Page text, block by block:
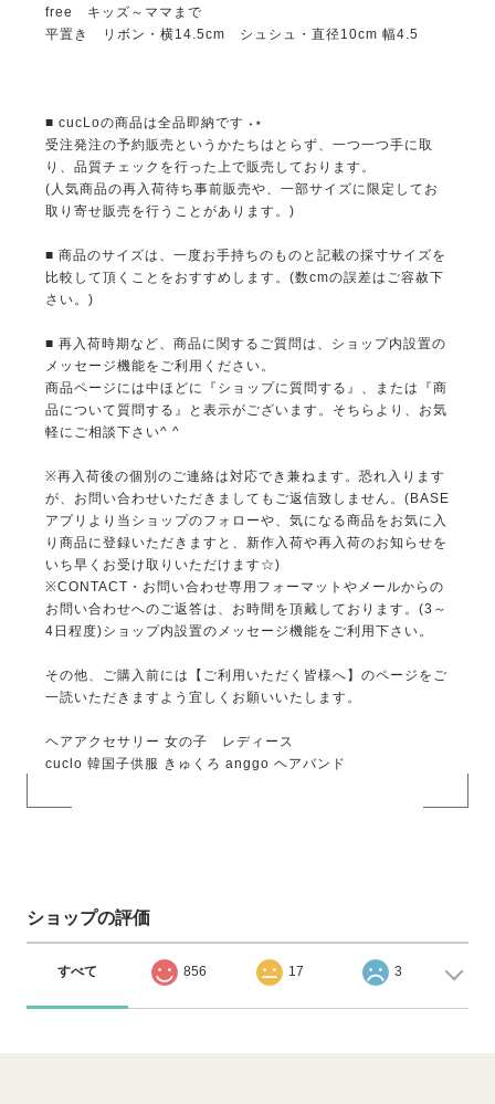
free キッズ～ママまで
平置き リボン・横14.5cm シュシュ・直径10cm 幅4.5
■ cucLoの商品は全品即納です ˖⋆
受注発注の予約販売というかたちはとらず、一つ一つ手に取
り、品質チェックを行った上で販売しております。
(人気商品の再入荷待ち事前販売や、一部サイズに限定してお
取り寄せ販売を行うことがあります。)
■ 商品のサイズは、一度お手持ちのものと記載の採寸サイズを
比較して頂くことをおすすめします。(数cmの誤差はご容赦下
さい。)
■ 再入荷時期など、商品に関するご質問は、ショップ内設置の
メッセージ機能をご利用ください。
商品ページには中ほどに『ショップに質問する』、または『商
品について質問する』と表示がございます。そちらより、お気
軽にご相談下さい^ ^
※再入荷後の個別のご連絡は対応でき兼ねます。恐れ入ります
が、お問い合わせいただきましてもご返信致しません。(BASE
アプリより当ショップのフォローや、気になる商品をお気に入
り商品に登録いただきますと、新作入荷や再入荷のお知らせを
いち早くお受け取りいただけます☆)
※CONTACT・お問い合わせ専用フォーマットやメールからの
お問い合わせへのご返答は、お時間を頂戴しております。(3～
4日程度)ショップ内設置のメッセージ機能をご利用下さい。
その他、ご購入前には【ご利用いただく皆様へ】のページをご
一読いただきますよう宜しくお願いいたします。
ヘアアクセサリー 女の子 レディース
cuclo 韓国子供服 きゅくろ anggo ヘアバンド
ショップの評価
すべて 856 17 3